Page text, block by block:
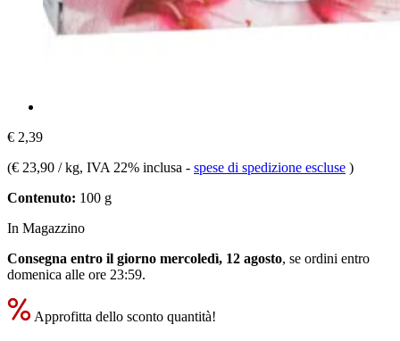
€ 2,39
(€ 23,90 / kg, IVA 22% inclusa - spese di spedizione escluse )
Contenuto: 100 g
In Magazzino
Consegna entro il giorno mercoledì, 12 agosto, se ordini entro
domenica alle ore 23:59.
Approfitta dello sconto quantità!